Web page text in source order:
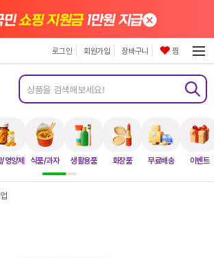
/영양제 식품/과자 생활용품 화장품 무료배송 이벤트
민쇼핑 지원금1만원 지급×
로그인 회원가입 장바구니 찜